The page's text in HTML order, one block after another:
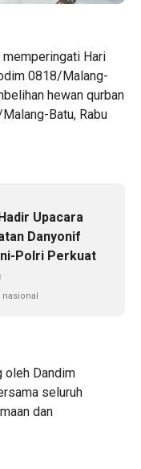
Hari
0818/Malang-
hewan qurban
Batu, Rabu
Upacara
Danyonif
Polri Perkuat
oleh Dandim
seluruh
dan